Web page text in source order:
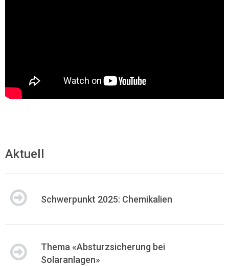
Aktuell
Schwerpunkt 2025: Chemikalien
Thema «Absturzsicherung bei
Solaranlagen»